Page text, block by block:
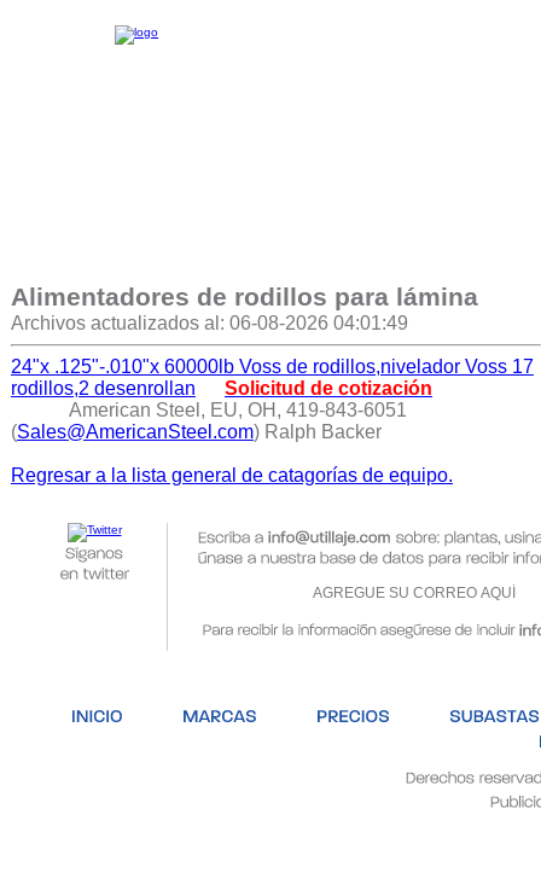
Alimentadores de rodillos para lámina
Archivos actualizados al: 06-08-2026 04:01:49
24"x .125"-.010"x 60000lb Voss de rodillos,nivelador Voss 17
rodillos,2 desenrollan
Solicitud de cotización
American Steel, EU, OH, 419-843-6051
(Sales@AmericanSteel.com) Ralph Backer
Regresar a la lista general de catagorías de equipo.